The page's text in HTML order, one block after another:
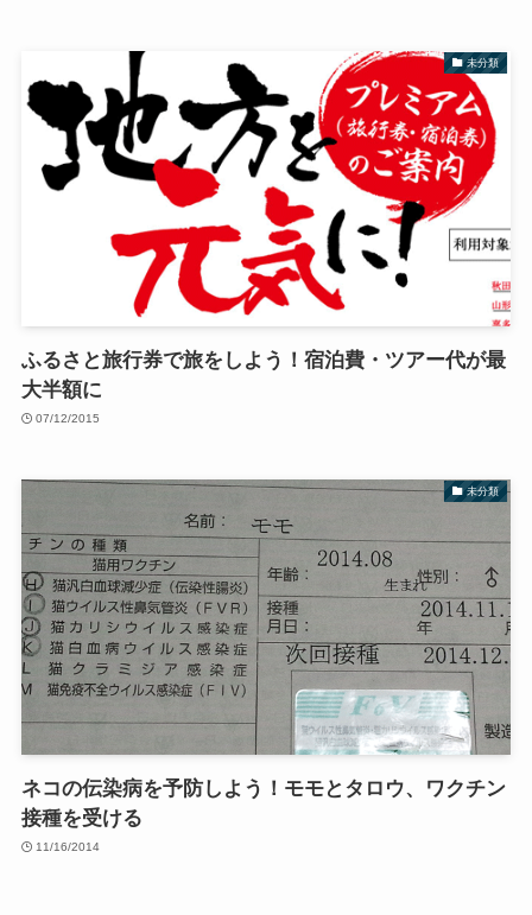
未分類
ふるさと旅行券で旅をしよう！宿泊費・ツアー代が最
大半額に
07/12/2015
未分類
ネコの伝染病を予防しよう！モモとタロウ、ワクチン
接種を受ける
11/16/2014